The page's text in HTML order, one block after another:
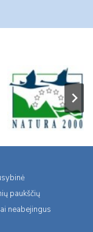
paukščių
neabejingus